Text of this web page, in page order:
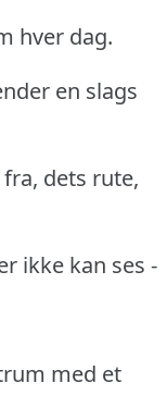
hver dag.
en slags
dets rute,
ikke kan ses -
med et